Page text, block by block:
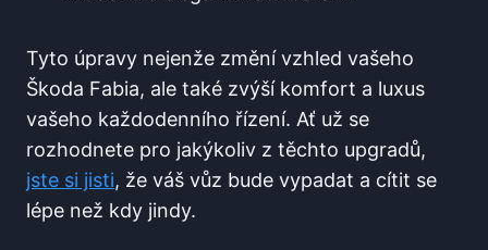
Tyto úpravy nejenže změní vzhled vašeho
Škoda Fabia, ale také zvýší komfort a luxus
vašeho každodenního řízení. Ať už se
rozhodnete pro jakýkoliv z těchto upgradů,
jste si jisti, že váš vůz bude vypadat a cítit se
lépe než kdy jindy.